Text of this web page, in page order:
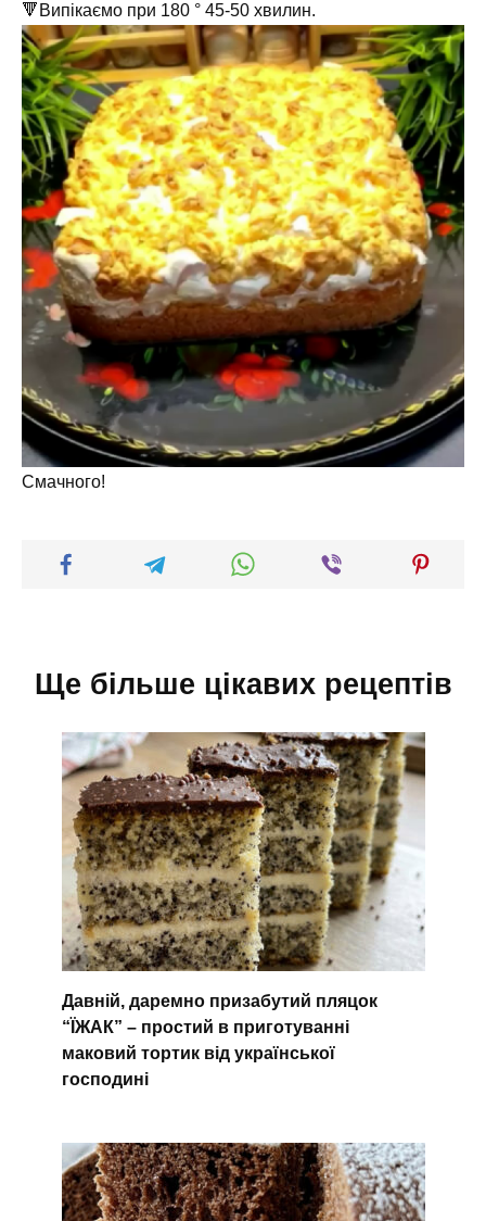
🔻Випікаємо при 180 ° 45-50 хвилин.
Смачного!
Ще більше цікавих рецептів
Давній, даремно призабутий пляцок
“ЇЖАК” – простий в приготуванні
маковий тортик від української
господині